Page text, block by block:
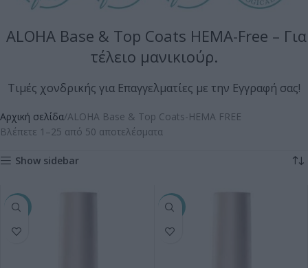
ALOHA Base & Top Coats HEMA-Free – Για
τέλειο μανικιούρ.
Τιμές χονδρικής για Επαγγελματίες με την Εγγραφή σας!
Αρχική σελίδα ALOHA Base & Top Coats-HEMA FREE
Βλέπετε 1–25 από 50 αποτελέσματα
Show sidebar
-10% -10%